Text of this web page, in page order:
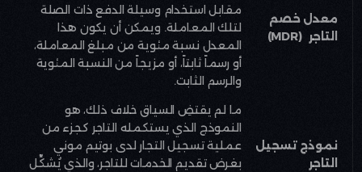
معدل خصم
التاجر (MDR)
مقابل استخدام وسيلة الدفع ذات الصلة
لتلك المعاملة. ويمكن أن يكون هذا
المعدل نسبة مئوية من مبلغ المعاملة،
أو رسماً ثابتاً، أو مزيجاً من النسبة المئوية
والرسم الثابت.
نموذج تسجيل
التاجر
ما لم يقتضِ السياق خلاف ذلك، هو
النموذج الذي يستكمله التاجر كجزء من
عملية تسجيل التجار لدى بوتيم موني
بغرض تقديم الخدمات للتاجر، والذي يُشكِّل